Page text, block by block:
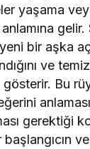
yaşama
bir aşka
ve
gösterir. Bu
gerektiği